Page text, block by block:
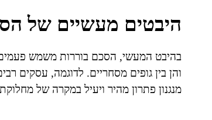
היבטים מעשיים של
בהיבט המעשי, הסכם בוררות משמש פעמים
והן בין גופים מסחריים. לדוגמה, עסקים
מנגנון פתרון מהיר ויעיל במקרה של